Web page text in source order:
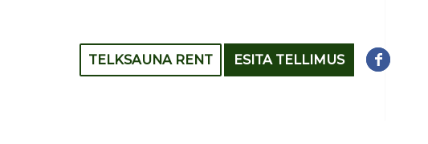
TELKSAUNA RENT ESITA TELLIMUS